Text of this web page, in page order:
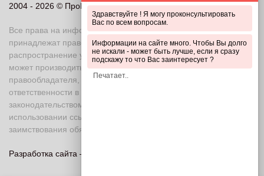
Здравствуйте ! Я могу проконсультировать
Вас по всем вопросам.
Информации на сайте много. Чтобы Вы долго
не искали - может быть лучше, если я сразу
подскажу то что Вас заинтересует ?
2004 - 2026 © ПроПериметр, все права защищены
Все права на информационные и иные материалы сайта
принадлежат правообладателю. Воспроизведение или
распространение указанных материалов в любой форме
может производиться только с письменного разрешения
правообладателя, в противном случае возможно применение
ответственности в соответствии с действующим
законодательством Российской Федерации. При
использовании ссылка на правообладателя и источник
заимствования обязательна
Разработка сайта —